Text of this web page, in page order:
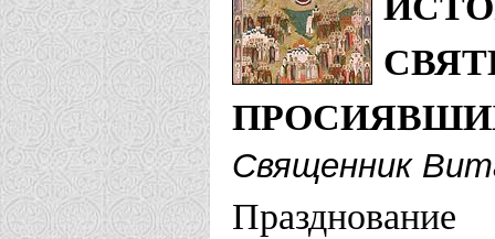
Священник